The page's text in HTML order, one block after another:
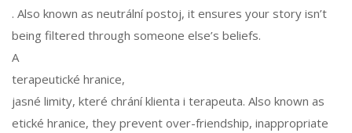
. Also known as neutrální postoj, it ensures your story isn’t
being filtered through someone else’s beliefs.
A
terapeutické hranice,
jasné limity, které chrání klienta i terapeuta. Also known as
etické hranice, they prevent over-friendship, inappropriate